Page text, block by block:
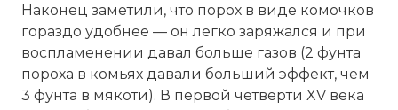
Наконец заметили, что порох в виде комочков
гораздо удобнее — он легко заряжался и при
воспламенении давал больше газов (2 фунта
пороха в комьях давали больший эффект, чем
3 фунта в мякоти). В первой четверти XV века